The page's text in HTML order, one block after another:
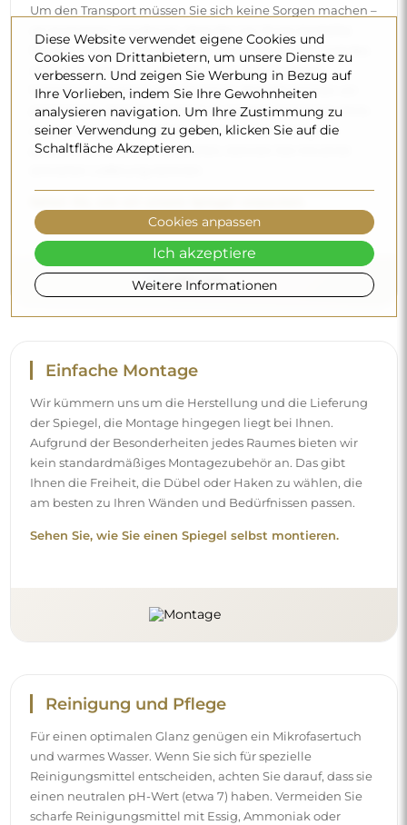
Um den Transport müssen Sie sich keine Sorgen machen –
Spiegel vollkommen sicher bei Ihnen ankommt, und das
völlig kostenlos. Wir verfügen über einen eigenen
Fuhrpark und geschultes Personal, deshalb können wir
garantieren, dass der Spiegel unversehrt ankommt, ohne
zusätzliche Kosten. Selbst wenn Sie einen Spiegel in
großen Abmessungen bestellen, können Sie mit einer
Einfache Montage
Wir kümmern uns um die Herstellung und die Lieferung
der Spiegel, die Montage hingegen liegt bei Ihnen.
Aufgrund der Besonderheiten jedes Raumes bieten wir
kein standardmäßiges Montagezubehör an. Das gibt
Ihnen die Freiheit, die Dübel oder Haken zu wählen, die
am besten zu Ihren Wänden und Bedürfnissen passen.
Sehen Sie, wie Sie einen Spiegel selbst montieren.
Reinigung und Pflege
Für einen optimalen Glanz genügen ein Mikrofasertuch
und warmes Wasser. Wenn Sie sich für spezielle
Reinigungsmittel entscheiden, achten Sie darauf, dass sie
einen neutralen pH-Wert (etwa 7) haben. Vermeiden Sie
scharfe Reinigungsmittel mit Essig, Ammoniak oder
Diese Website verwendet eigene Cookies und
Cookies von Drittanbietern, um unsere Dienste zu
verbessern. Und zeigen Sie Werbung in Bezug auf
Ihre Vorlieben, indem Sie Ihre Gewohnheiten
analysieren navigation. Um Ihre Zustimmung zu
seiner Verwendung zu geben, klicken Sie auf die
Schaltfläche Akzeptieren.
Weitere Informationen
Cookies anpassen
Ich akzeptiere